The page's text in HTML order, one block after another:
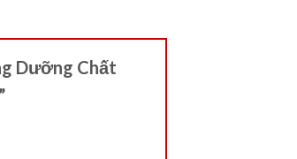
Dưỡng Chất